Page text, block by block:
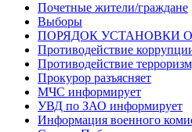
Почетные жители/граждане
Выборы
ПОРЯДОК УСТАНОВКИ
Противодействие
Противодействие
Прокурор разъясняет
МЧС информирует
УВД по ЗАО информирует
Информация военного